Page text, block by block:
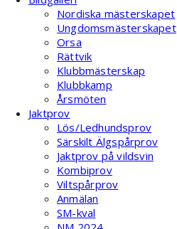
Nordiska mästerskapet
Ungdomsmästerskapet
Orsa
Rättvik
Klubbmästerskap
Klubbkamp
Årsmöten
Jaktprov
Lös/Ledhundsprov
Särskilt Älgspårprov
Jaktprov på vildsvin
Kombiprov
Viltspårprov
Anmälan
SM-kval